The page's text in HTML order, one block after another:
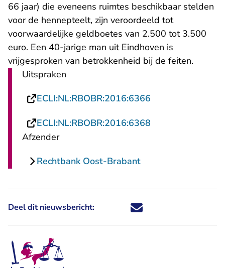
66 jaar) die eveneens ruimtes beschikbaar stelden
voor de hennepteelt, zijn veroordeeld tot
voorwaardelijke geldboetes van 2.500 tot 3.500
euro. Een 40-jarige man uit Eindhoven is
vrijgesproken van betrokkenheid bij de feiten.
Uitspraken
ECLI:NL:RBOBR:2016:6366
ECLI:NL:RBOBR:2016:6368
Afzender
Rechtbank Oost-Brabant
Deel dit nieuwsbericht: Deel dit nieuwsbericht via X -
Deel dit nieuwsbericht via
Deel dit nieuwsbericht
Deel dit